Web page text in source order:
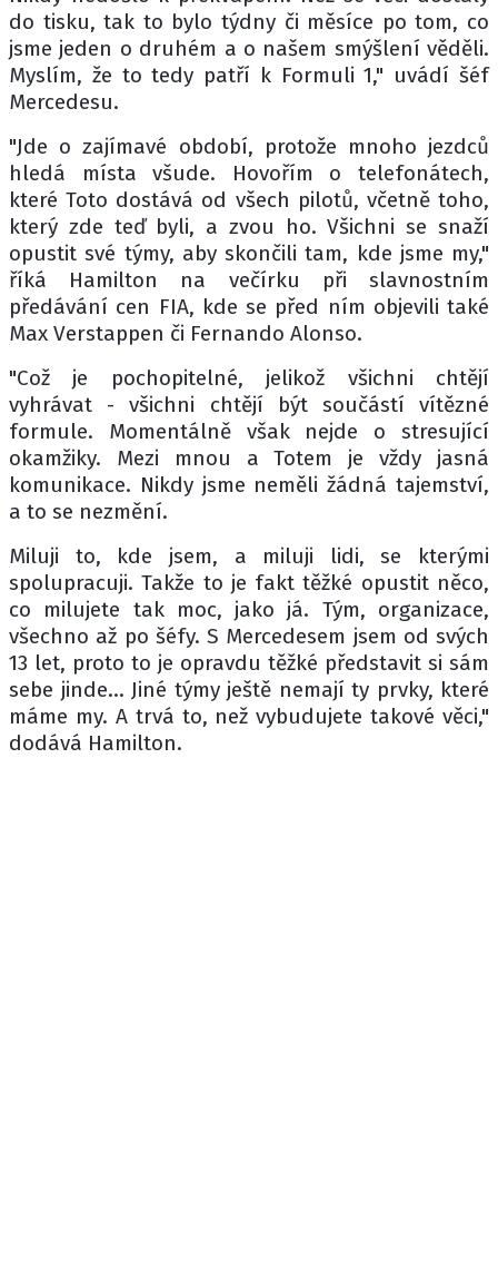
do tisku, tak to bylo týdny či měsíce po tom, co
jsme jeden o druhém a o našem smýšlení věděli.
Myslím, že to tedy patří k Formuli 1," uvádí šéf
Mercedesu.
"Jde o zajímavé období, protože mnoho jezdců
hledá místa všude. Hovořím o telefonátech,
které Toto dostává od všech pilotů, včetně toho,
který zde teď byli, a zvou ho. Všichni se snaží
opustit své týmy, aby skončili tam, kde jsme my,"
říká Hamilton na večírku při slavnostním
předávání cen FIA, kde se před ním objevili také
Max Verstappen či Fernando Alonso.
"Což je pochopitelné, jelikož všichni chtějí
vyhrávat - všichni chtějí být součástí vítězné
formule. Momentálně však nejde o stresující
okamžiky. Mezi mnou a Totem je vždy jasná
komunikace. Nikdy jsme neměli žádná tajemství,
a to se nezmění.
Miluji to, kde jsem, a miluji lidi, se kterými
spolupracuji. Takže to je fakt těžké opustit něco,
co milujete tak moc, jako já. Tým, organizace,
všechno až po šéfy. S Mercedesem jsem od svých
13 let, proto to je opravdu těžké představit si sám
sebe jinde... Jiné týmy ještě nemají ty prvky, které
máme my. A trvá to, než vybudujete takové věci,"
dodává Hamilton.